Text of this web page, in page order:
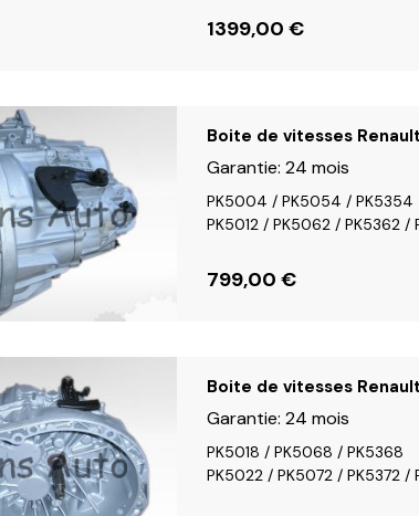
1399,00 €
Boite de vitesses
Garantie: 24 mois
PK5004 / PK5054 / PK5354
PK5012 / PK5062 / PK5362 /
799,00 €
Boite de vitesses
Garantie: 24 mois
PK5018 / PK5068 / PK5368
PK5022 / PK5072 / PK5372 /